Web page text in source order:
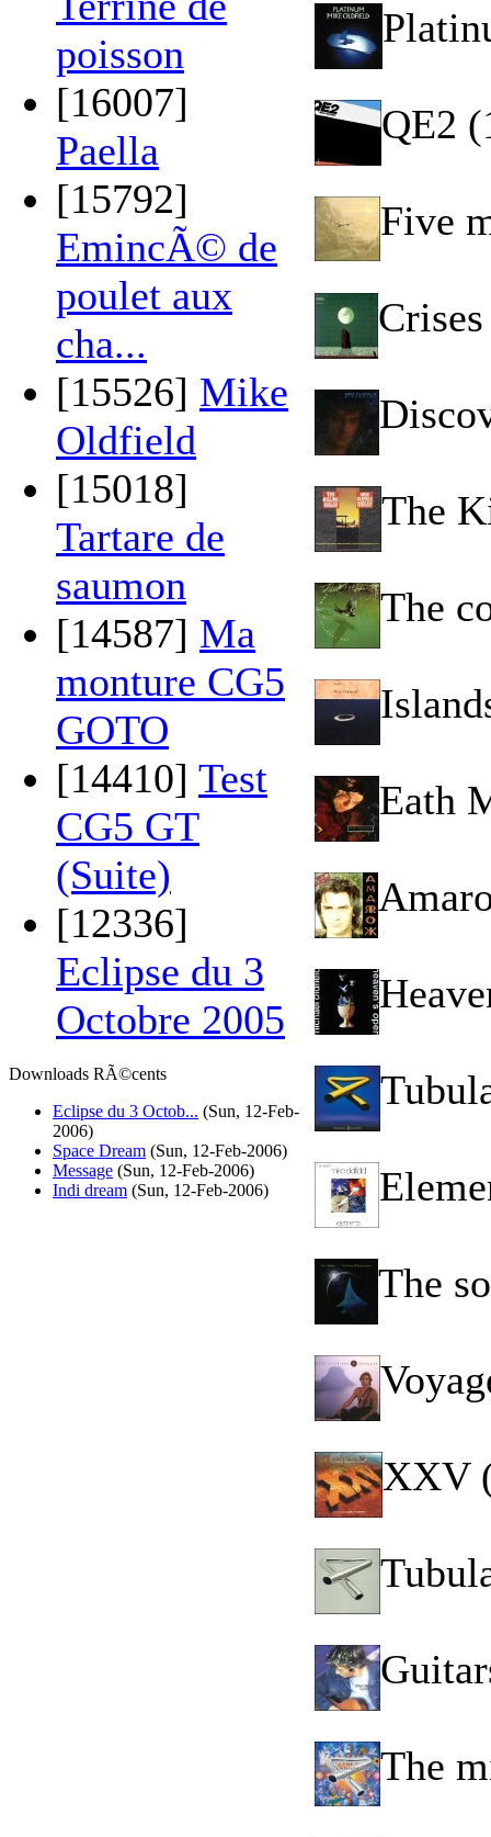
poisson
[16007]
Paella
[15792]
EmincÃ© de
poulet aux
cha...
[15526] Mike
Oldfield
[15018]
Tartare de
saumon
[14587] Ma
monture CG5
GOTO
[14410] Test
CG5 GT
(Suite)
[12336]
Eclipse du 3
Octobre 2005
Downloads RÃ©cents
Eclipse du 3 Octob... (Sun, 12-Feb-
2006)
Space Dream (Sun, 12-Feb-2006)
Message (Sun, 12-Feb-2006)
Indi dream (Sun, 12-Feb-2006)
QE2
Five
The
The
Eath
The
XXV
The